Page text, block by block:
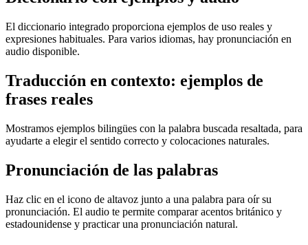
El diccionario integrado proporciona ejemplos de uso reales y
expresiones habituales. Para varios idiomas, hay pronunciación en
audio disponible.
Traducción en contexto: ejemplos de
frases reales
Mostramos ejemplos bilingües con la palabra buscada resaltada, para
ayudarte a elegir el sentido correcto y colocaciones naturales.
Pronunciación de las palabras
Haz clic en el icono de altavoz junto a una palabra para oír su
pronunciación. El audio te permite comparar acentos británico y
estadounidense y practicar una pronunciación natural.